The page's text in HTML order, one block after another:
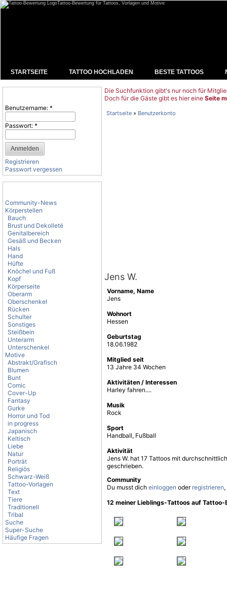
Tattoo-Bewertung für Tattoos, Vorlagen und Motive
STARTSEITE TATTOO HOCHLADEN BESTE TATTOOS
Benutzername: *
Passwort: *
Registrieren
Passwort vergessen
Community-News
Körperstellen
Bauch
Brust und Dekolleté
Genitalbereich
Gesäß und Becken
Hals
Hand
Hüfte
Knöchel und Fuß
Kopf
Körperseite
Oberarm
Oberschenkel
Rücken
Schulter
Sonstiges
Steißbein
Unterarm
Unterschenkel
Motive
Abstrakt/Grafisch
Blumen
Bunt
Comic
Cover-Up
Fantasy
Gurke
Horror und Tod
in progress
Japanisch
Keltisch
Liebe
Natur
Porträt
Religiös
Schwarz-Weiß
Tattoo-Vorlagen
Text
Tiere
Traditionell
Tribal
Suche
Super-Suche
Häufige Fragen
Die Suchfunktion gibt's nur noch für
Doch für die Gäste gibt es hier eine Seite
Startseite » Benutzerkonto
Jens W.
Vorname, Name
Jens
Wohnort
Hessen
Geburtstag
18.06.1982
Mitglied seit
13 Jahre 34 Wochen
Aktivitäten / Interessen
Harley fahren....
Musik
Rock
Sport
Handball, Fußball
Aktivität
Jens W. hat 17 Tattoos mit
geschrieben.
Community
Du musst dich einloggen oder registrieren
12 meiner Lieblings-Tattoos auf